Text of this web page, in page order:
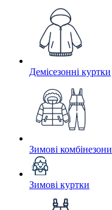
Демісезонні куртки
Зимові комбінезони
Зимові куртки